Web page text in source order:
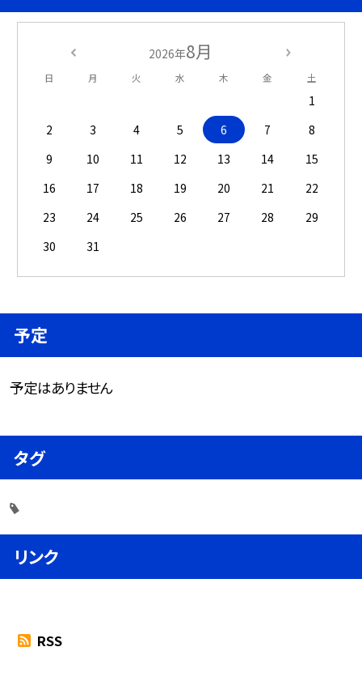
2026年8月
日 月 火 水 木 金 土
1
2
3 4 5 6 7
8
9
10 11 12 13 14
15
16
17 18 19 20 21
22
23
24 25 26 27 28
29
30
31
予定
予定はありません
タグ
リンク
RSS